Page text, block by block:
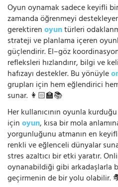
Oyun oynamak sadece keyifli
zamanda öğrenmeyi
gerektirenoyuntürleri
strateji ve planlama içeren
güçlendirir. El–göz
refleksleri hızlandırır, bilgi ve
hafızayı destekler. Bu yönüyle
grupları için hem eğlendirici
sunar. 👩🏻‍🏫📚
Her kullanıcının oyunla
içinoyun, kısa bir mola
yorgunluğunu atmanın en
renkli ve eğlenceli dünyalar
stres azaltıcı bir etki yaratır.
oynanabildiği gibi arkadaşlarla
geçirmenin de bir yolu olabilir.